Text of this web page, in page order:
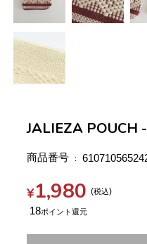
JALIEZA POUCH
商品番号
¥1,980 税込
18